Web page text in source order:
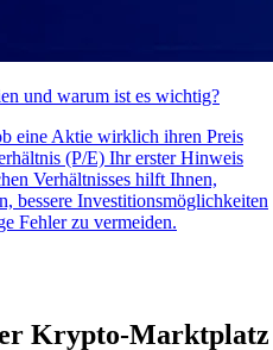
und warum ist es wichtig?
eine Aktie wirklich ihren Preis
(P/E) Ihr erster Hinweis
Verhältnisses hilft Ihnen,
bessere Investitionsmöglichkeiten
Fehler zu vermeiden.
Krypto-Marktplatz